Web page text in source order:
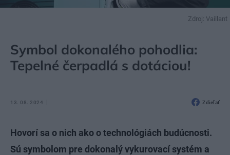
Zdroj: Vaillant
Symbol dokonalého pohodlia:
Tepelné čerpadlá s dotáciou!
13. 08. 2024 Zdieľať
Hovorí sa o nich ako o technológiách budúcnosti.
Sú symbolom pre dokonalý vykurovací systém a